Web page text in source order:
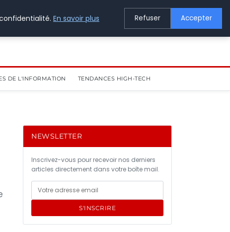
DE L'INFORMATION TENDANCES HIGH-TECH
NEWSLETTER
Inscrivez-vous pour recevoir nos derniers
articles directement dans votre boîte mail.
S'INSCRIRE
En savoir plus Refuser Accepter